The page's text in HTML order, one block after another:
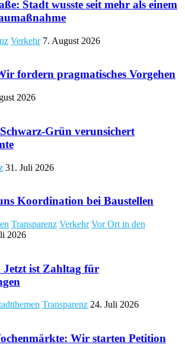
Stadt wusste seit mehr als einem
Verkehr 7. August 2026
fordern pragmatisches Vorgehen
2026
Grün verunsichert
31. Juli 2026
Koordination bei Baustellen
Transparenz Verkehr Vor Ort in den
2026
ist Zahltag für
Transparenz 24. Juli 2026
Wir starten Petition